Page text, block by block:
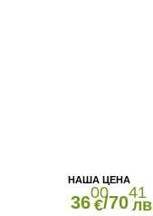
3600
€/7041